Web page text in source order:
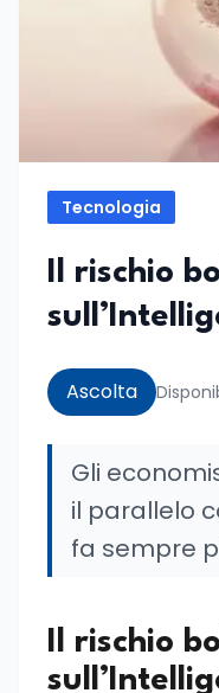
Tecnologia
Il rischio
Ascolta
Gli
il parallelo
fa sempre
Il rischio